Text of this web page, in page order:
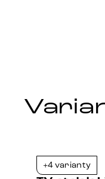
+4 varianty